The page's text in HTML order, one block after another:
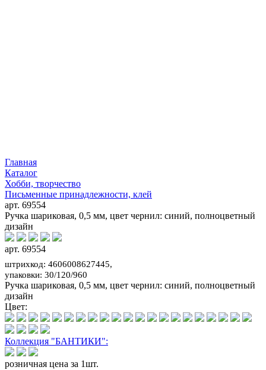
Главная
Каталог
Хобби, творчество
Письменные принадлежности, клей
арт. 69554
Ручка шариковая, 0,5 мм, цвет чернил: синий, полноцветный
дизайн
арт. 69554
штрихкод: 4606008627445,
упаковки: 30/120/960
Ручка шариковая, 0,5 мм, цвет чернил: синий, полноцветный
дизайн
Цвет:
Коллекция "БАНТИКИ":
розничная цена за 1шт.